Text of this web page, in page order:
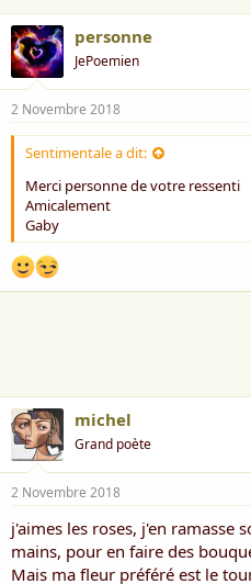
personne
JePoemien
2 Novembre 2018
Sentimentale a dit:
Merci personne de votre ressenti
Amicalement
Gaby
michel
Grand poète
2 Novembre 2018
j'aimes les roses, j'en ramasse
mains, pour en faire des
Mais ma fleur préféré est le